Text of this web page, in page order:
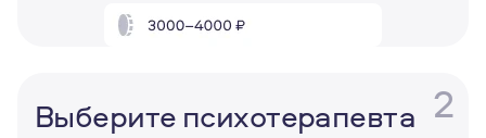
2
Выберите психотерапевта